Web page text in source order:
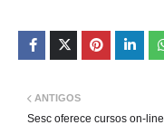
ANTIGOS
Sesc oferece cursos on-line